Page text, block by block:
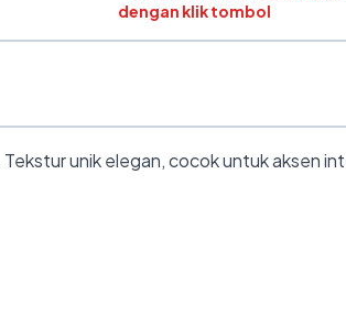
dengan klik tombol
unik elegan, cocok untuk aksen